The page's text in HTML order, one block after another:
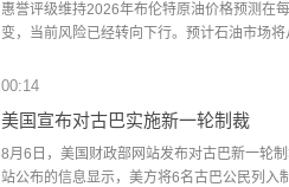
惠誉评级维持2026年布伦特原油价格预测在
变，当前风险已经转向下行。预计石油市场
至每桶70美元。6月霍尔木兹海峡运输量增加
解，该地区产量将迅速恢复。全球库存充裕以
应强劲，是油价面临下行压力的因素。（财联
00:14
美国宣布对古巴实施新一轮制裁
8月6日，美国财政部网站发布对古巴新一轮
站公布的信息显示，美方将6名古巴公民列入